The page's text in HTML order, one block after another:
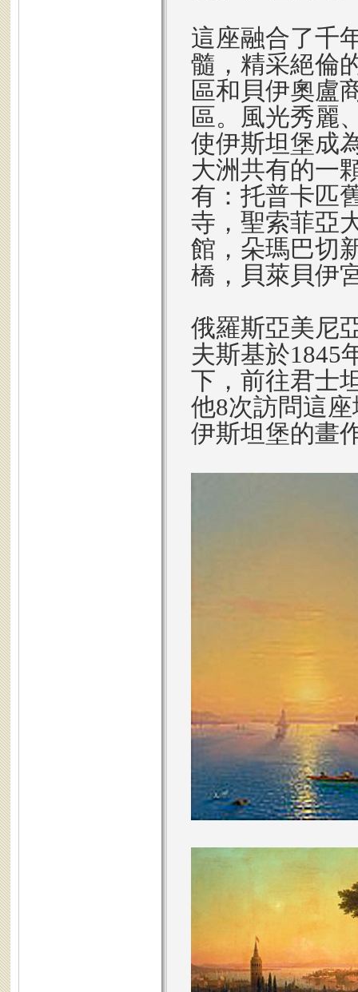
這座融合了千
髓，精采絕倫
區和貝伊奧盧
區。風光秀麗
使伊斯坦堡成
大洲共有的一
有：托普卡匹
寺，聖索菲亞
館，朵瑪巴切
橋，貝萊貝伊
俄羅斯亞美尼
夫斯基於1845
下，前往君士
他8次訪問這
伊斯坦堡的畫